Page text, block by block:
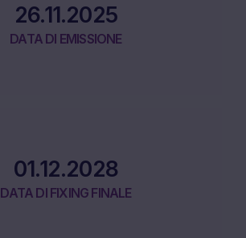
26.11.2025
DATA DI EMISSIONE
01.12.2028
DATA DI FIXING FINALE